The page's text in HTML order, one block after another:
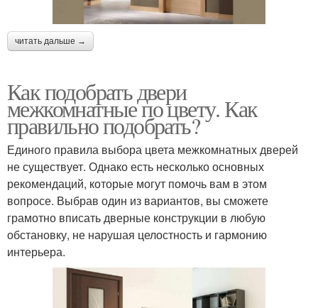
читать дальше →
Как подобрать двери
межкомнатные по цвету. Как
правильно подобрать?
Единого правила выбора цвета межкомнатных дверей
не существует. Однако есть несколько основных
рекомендаций, которые могут помочь вам в этом
вопросе. Выбрав один из вариантов, вы сможете
грамотно вписать дверные конструкции в любую
обстановку, не нарушая целостность и гармонию
интерьера.